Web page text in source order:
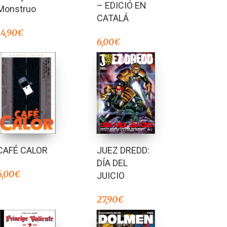
€
– EDICIÓ EN
CATALÁ
6,00€
CALOR
€
JUEZ DREDD:
DÍA DEL
JUICIO
27,90€